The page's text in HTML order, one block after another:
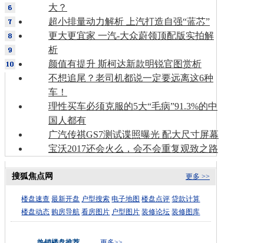
大？
超小排量动力解析 上汽打造自强“蓝芯”
更大更宜家 一汽-大众蔚领顶配版实拍解
析
颜值有提升 斯柯达新款明锐官图赏析
不想追尾？老司机都说一定要远离这6种
车！
理性买车必须克服的5大“毛病”91.3%的中
国人都有
广汽传祺GS7测试谍照曝光 配大尺寸屏幕
宝沃2017还会火么，会不会重复观致之路
更多 >>
搜狐焦点网
楼盘速查 最新开盘 户型搜索 电子地图 楼盘点评 贷款计算
楼盘动态 购房导航 看房图片 户型图片 装修论坛 装修图库